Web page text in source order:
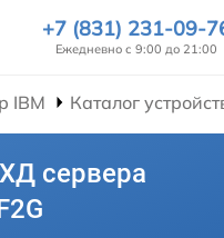
+7 (831) 231-09-
Ежедневно с 9:00 до 21:00
IBM Каталог
сервера